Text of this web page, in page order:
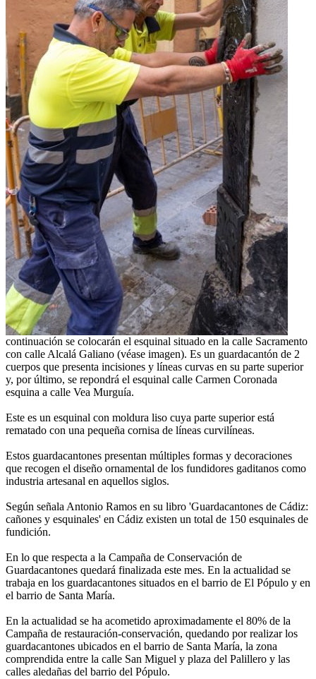
continuación se colocarán el esquinal situado en la calle Sacramento
con calle Alcalá Galiano (véase imagen). Es un guardacantón de 2
cuerpos que presenta incisiones y líneas curvas en su parte superior
y, por último, se repondrá el esquinal calle Carmen Coronada
esquina a calle Vea Murguía.
Este es un esquinal con moldura liso cuya parte superior está
rematado con una pequeña cornisa de líneas curvilíneas.
Estos guardacantones presentan múltiples formas y decoraciones
que recogen el diseño ornamental de los fundidores gaditanos como
industria artesanal en aquellos siglos.
Según señala Antonio Ramos en su libro 'Guardacantones de Cádiz:
cañones y esquinales' en Cádiz existen un total de 150 esquinales de
fundición.
En lo que respecta a la Campaña de Conservación de
Guardacantones quedará finalizada este mes. En la actualidad se
trabaja en los guardacantones situados en el barrio de El Pópulo y en
el barrio de Santa María.
En la actualidad se ha acometido aproximadamente el 80% de la
Campaña de restauración-conservación, quedando por realizar los
guardacantones ubicados en el barrio de Santa María, la zona
comprendida entre la calle San Miguel y plaza del Palillero y las
calles aledañas del barrio del Pópulo.